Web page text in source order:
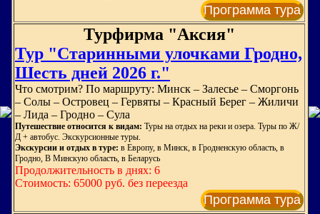
Программа тура
Турфирма "Аксия"
Тур "Старинными улочками Гродно,
Шесть дней 2026 г."
Что смотрим? По маршруту: Минск – Залесье – Сморгонь
– Солы – Островец – Гервяты – Красный Берег – Жиличи
– Лида – Гродно – Сула
Путешествие относится к видам: Туры на отдых на реки и озера. Туры по Ж/
Д + автобус. Экскурсионные туры.
Экскурсии и отдых в туре: в Европу, в Минск, в Гродненскую область, в
Гродно, В Минскую область, в Беларусь
Продолжительность в днях: 6
Стоимость: 65000 руб. без переезда
Программа тура